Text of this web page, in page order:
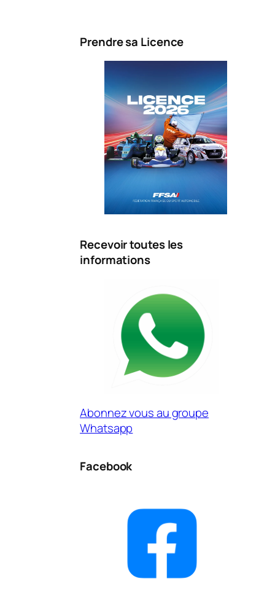
Prendre sa Licence
Recevoir toutes les
informations
Abonnez vous au groupe
Whatsapp
Facebook